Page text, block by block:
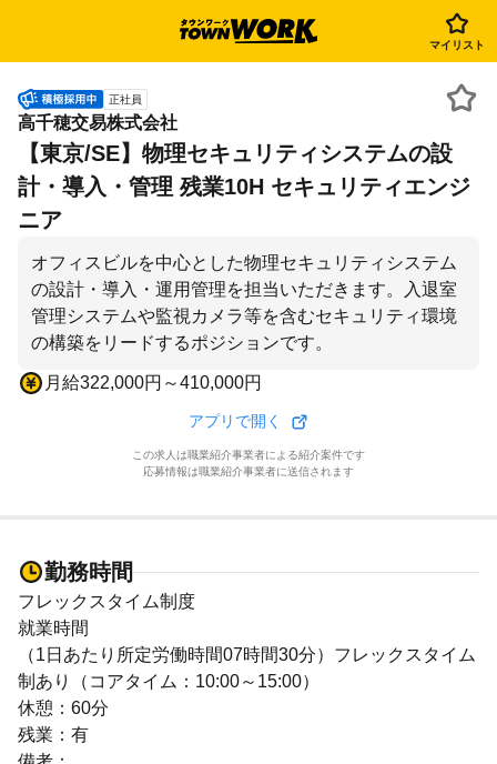
マイリスト
正社員
高千穂交易株式会社
【東京/SE】物理セキュリティシステムの設
計・導入・管理 残業10H セキュリティエンジ
ニア
オフィスビルを中心とした物理セキュリティシステム
の設計・導入・運用管理を担当いただきます。入退室
管理システムや監視カメラ等を含むセキュリティ環境
の構築をリードするポジションです。
月給322,000円～410,000円
アプリで開く
この求人は職業紹介事業者による紹介案件です
応募情報は職業紹介事業者に送信されます
勤務時間
フレックスタイム制度
就業時間
（1日あたり所定労働時間07時間30分）フレックスタイム
制あり（コアタイム：10:00～15:00）
休憩：60分
残業：有